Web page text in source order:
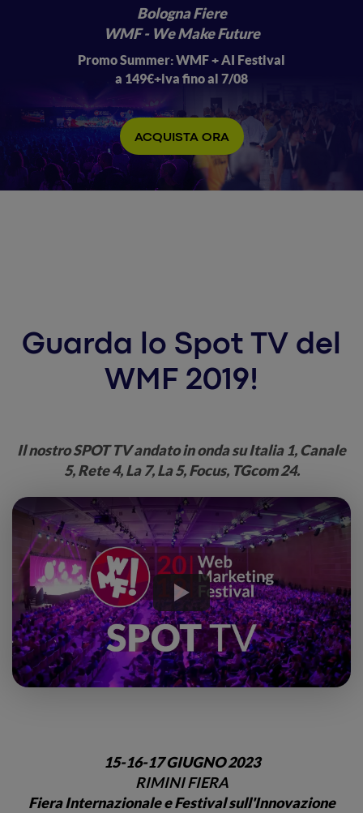
Bologna Fiere
WMF - We Make Future
Promo Summer: WMF + AI Festival
a 149€+iva fino al 7/08
ACQUISTA ORA
Guarda lo Spot TV del
WMF 2019!
Il nostro SPOT TV andato in onda su Italia 1, Canale
5, Rete 4, La 7, La 5, Focus, TGcom 24.
15-16-17 GIUGNO 2023
RIMINI FIERA
Fiera Internazionale e Festival sull'Innovazione